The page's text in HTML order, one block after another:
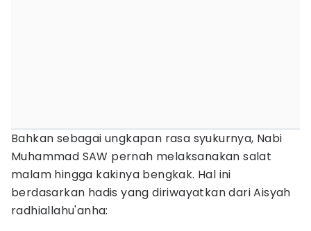
Bahkan sebagai ungkapan rasa syukurnya, Nabi
Muhammad SAW pernah melaksanakan salat
malam hingga kakinya bengkak. Hal ini
berdasarkan hadis yang diriwayatkan dari Aisyah
radhiallahu'anha: